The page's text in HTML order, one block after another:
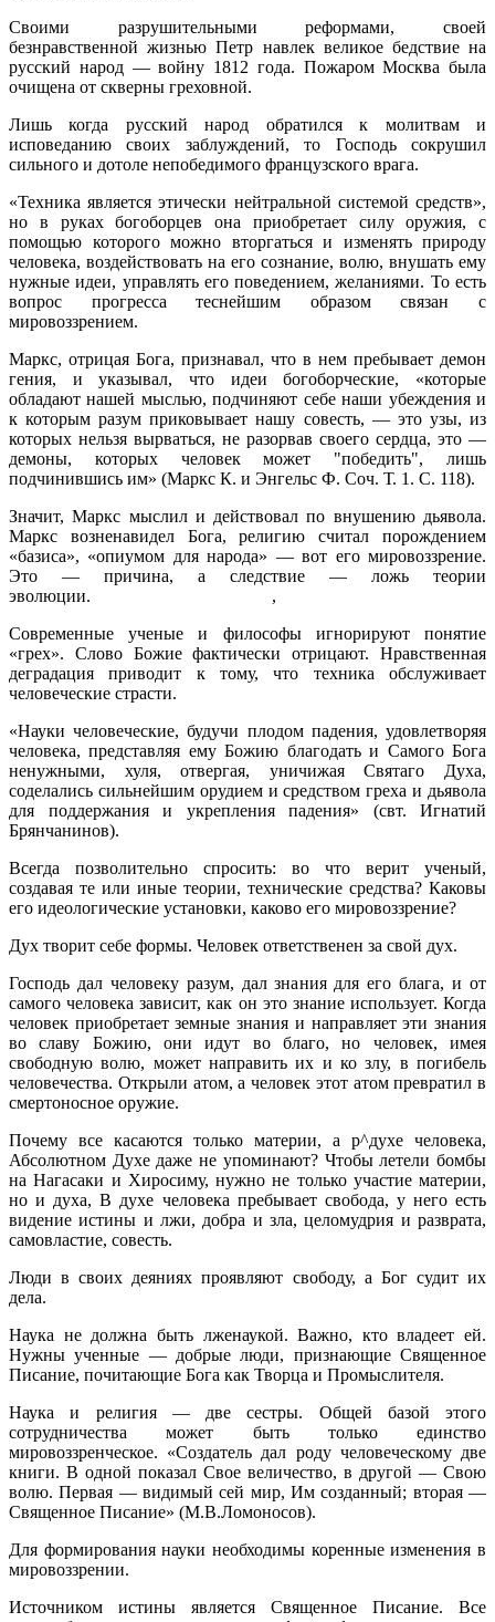
Своими разрушительными реформами, своей
безнравственной жиз­нью Петр навлек великое бедствие на
русский народ — войну 1812 года. Пожаром Москва была
очищена от скверны греховной.
Лишь когда русский народ обратился к молитвам и
исповеданию сво­их заблуждений, то Господь сокрушил
сильного и дотоле непобедимого французского врага.
«Техника является этически нейтральной системой средств»,
но в ру­ках богоборцев она приобретает силу оружия, с
помощью которого можно вторгаться и изменять природу
человека, воздействовать на его сознание, волю, внушать ему
нужные идеи, управлять его поведением, желаниями. То есть
вопрос прогресса теснейшим образом связан с
мировоззрением.
Маркс, отрицая Бога, признавал, что в нем пребывает демон
гения, и указывал, что идеи богоборческие, «которые
обладают нашей мыслью, подчиняют себе наши убеждения и
к которым разум приковывает нашу со­весть, — это узы, из
которых нельзя вырваться, не разорвав своего сердца, это —
демоны, которых человек может "победить", лишь
подчинившись им» (Маркс К. и Энгельс Ф. Соч. Т. 1. С. 118).
Значит, Маркс мыслил и действовал по внушению дьявола.
Маркс воз­ненавидел Бога, религию считал порождением
«базиса», «опиумом для народа» — вот его мировоззрение.
Это — причина, а следствие — ложь теории
эволюции. ,
Современные ученые и философы игнорируют понятие
«грех». Слово Божие фактически отрицают. Нравственная
деградация приводит к тому, что техника обслуживает
человеческие страсти.
«Науки человеческие, будучи плодом падения, удовлетворяя
челове­ка, представляя ему Божию благодать и Самого Бога
ненужными, хуля, отвергая, уничижая Святаго Духа,
соделались сильнейшим орудием и средством греха и дьявола
для поддержания и укрепления падения» (свт. Игнатий
Брянчанинов).
Всегда позволительно спросить: во что верит ученый,
создавая те или иные теории, технические средства? Каковы
его идеологические установки, каково его мировоззрение?
Дух творит себе формы. Человек ответственен за свой дух.
Господь дал человеку разум, дал знания для его блага, и от
самого человека зависит, как он это знание использует. Когда
человек приоб­ретает земные знания и направляет эти знания
во славу Божию, они идут во благо, но человек, имея
свободную волю, может направить их и ко злу, в погибель
человечества. Открыли атом, а человек этот атом превратил в
смертоносное оружие.
Почему все касаются только материи, а р^духе человека,
Абсолютном Духе даже не упоминают? Чтобы летели бомбы
на Нагасаки и Хиросиму, нужно не только участие материи,
но и духа, В духе человека пребывает свобода, у него есть
видение истины и лжи, добра и зла, целомудрия и разврата,
самовластие, совесть.
Люди в своих деяниях проявляют свободу, а Бог судит их
дела.
Наука не должна быть лженаукой. Важно, кто владеет ей.
Нужны уче­нные — добрые люди, признающие Священное
Писание, почитающие Бога как Творца и Промыслителя.
Наука и религия — две сестры. Общей базой этого
сотрудничества может быть только единство
мировоззренческое. «Создатель дал роду человеческому две
книги. В одной показал Свое величество, в другой — Свою
волю. Первая — видимый сей мир, Им созданный; вторая —
Священ­ное Писание» (М.В.Ломоносов).
Для формирования науки необходимы коренные изменения в
миро­воззрении.
Источником истины является Священное Писание. Все